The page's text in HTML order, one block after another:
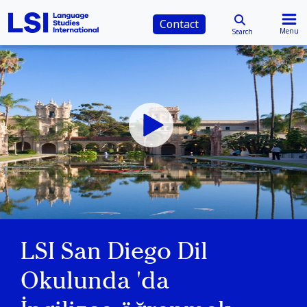
Contact Search Menu
LSI San Diego Dil
Okulunda 'da